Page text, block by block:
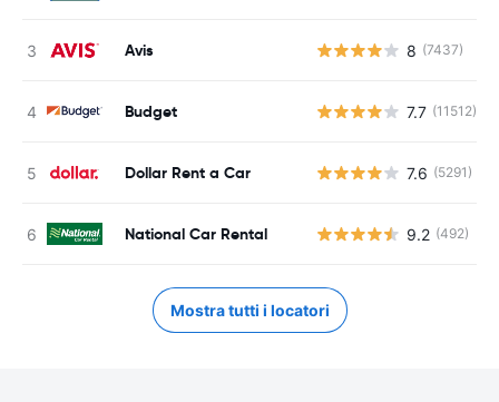
Avis 8 (7437)
Budget 7.7 (11512)
Dollar Rent a Car 7.6 (5291)
National Car Rental 9.2 (492)
Mostra tutti i locatori